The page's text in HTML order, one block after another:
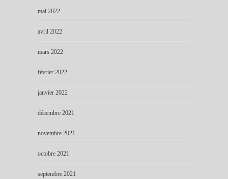
mai 2022
avril 2022
mars 2022
février 2022
janvier 2022
décembre 2021
novembre 2021
octobre 2021
septembre 2021